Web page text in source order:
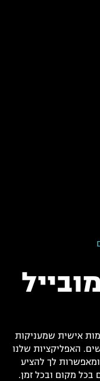
אישית שמעניקות
האפליקציות שלנו
לך להציע
בכל מקום ובכל זמן.